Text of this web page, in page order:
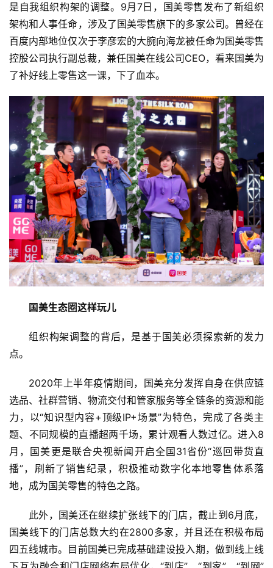
页
新
商
业
人
工
是自我组织构架的调整。9月7日，国美零售发布了新组织
架构和人事任命，涉及了国美零售旗下的多家公司。曾经在
百度内部地位仅次于李彦宏的大腕向海龙被任命为国美零售
控股公司执行副总裁，兼任国美在线公司CEO，看来国美为
了补好线上零售这一课，下了血本。
国美生态圈这样玩儿
组织构架调整的背后，是基于国美必须探索新的发力
点。
2020年上半年疫情期间，国美充分发挥自身在供应链
选品、社群营销、物流交付和管家服务等全链条的资源和能
力，以“知识型内容+顶级IP+场景”为特色，完成了各类主
题、不同规模的直播超两千场，累计观看人数过亿。进入8
月，国美更是联合央视新闻开启全国31省份“巡回带货直
播”，刷新了销售纪录，积极推动数字化本地零售体系落
地，成为国美零售的特色之路。
此外，国美还在继续扩张线下的门店，截止到6月底，
国美线下的门店总数大约在2800多家，并且还在积极布局
四五线城市。目前国美已完成基础建设投入期，做到线上线